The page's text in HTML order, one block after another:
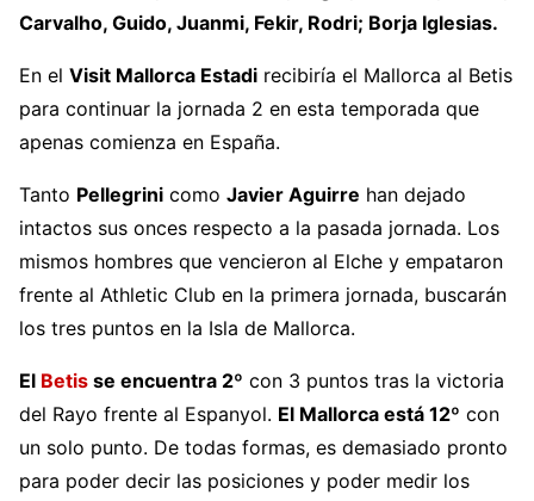
Carvalho, Guido, Juanmi, Fekir, Rodri; Borja Iglesias.
En el Visit Mallorca Estadi recibiría el Mallorca al Betis
para continuar la jornada 2 en esta temporada que
apenas comienza en España.
Tanto Pellegrini como Javier Aguirre han dejado
intactos sus onces respecto a la pasada jornada. Los
mismos hombres que vencieron al Elche y empataron
frente al Athletic Club en la primera jornada, buscarán
los tres puntos en la Isla de Mallorca.
El Betis se encuentra 2º con 3 puntos tras la victoria
del Rayo frente al Espanyol. El Mallorca está 12º con
un solo punto. De todas formas, es demasiado pronto
para poder decir las posiciones y poder medir los